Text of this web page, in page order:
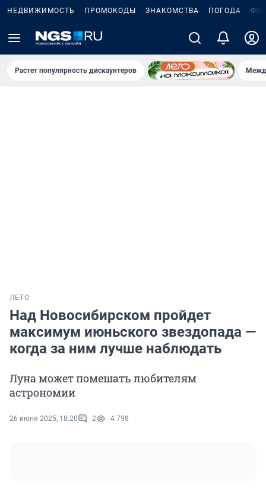
НЕДВИЖИМОСТЬ ПРОМОКОДЫ ЗНАКОМСТВА ПОГОДА
Растет популярность дискаунтеров
ЛЕТО
Над Новосибирском пройдет
максимум июньского звездопада —
когда за ним лучше наблюдать
Луна может помешать любителям
астрономии
26 июня 2025, 18:20 2 4 798